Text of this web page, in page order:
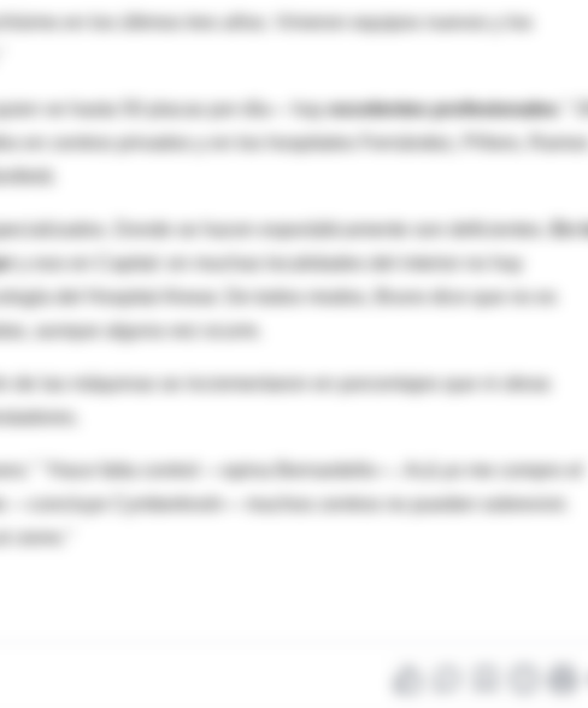
en los últimos tres años. Vinieron equipos nuevos y los
ve hasta 50 placas por día— hay excelentes profesionales
en centros privados y en los hospitales Fernández, Piñero,
y eso en Capital: en muchas localidades del interior no hay
del Hospital Alvear. De todos modos, Bruno dice que no es
aunque alguna vez ocurre.
de las máquinas se incrementaron en porcentajes que ni obras
—concluye Cymberknoh— muchos centros no pueden sobrevivir.